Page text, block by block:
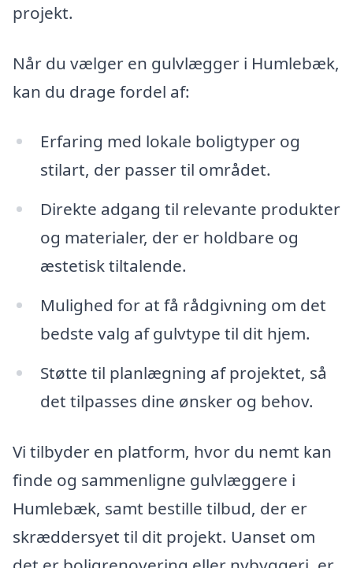
projekt.
Når du vælger en gulvlægger i Humlebæk,
kan du drage fordel af:
Erfaring med lokale boligtyper og
stilart, der passer til området.
Direkte adgang til relevante produkter
og materialer, der er holdbare og
æstetisk tiltalende.
Mulighed for at få rådgivning om det
bedste valg af gulvtype til dit hjem.
Støtte til planlægning af projektet, så
det tilpasses dine ønsker og behov.
Vi tilbyder en platform, hvor du nemt kan
finde og sammenligne gulvlæggere i
Humlebæk, samt bestille tilbud, der er
skræddersyet til dit projekt. Uanset om